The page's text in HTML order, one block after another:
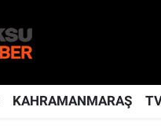
KAHRAMANMARAŞ